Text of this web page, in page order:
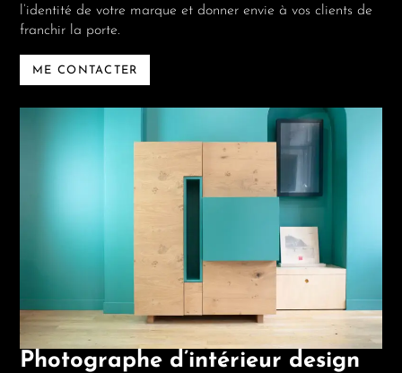
l’identité de votre marque et donner envie à vos clients de
franchir la porte.
ME CONTACTER
Photographe d’intérieur design